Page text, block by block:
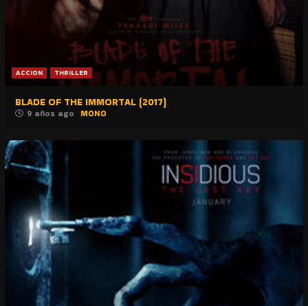
ACCION THRILLER
BLADE OF THE IMMORTAL (2017)
9 años ago MONO